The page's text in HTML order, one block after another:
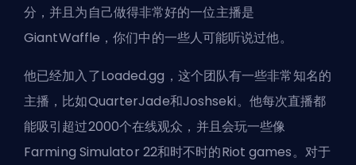
分，并且为自己做得非常好的一位主播是
GiantWaffle ，你们中的一些人可能听说过他。
他已经加入了Loaded.gg ，这个团队有一些非常知名的
主播，比如QuarterJade和Joshseki。他每次直播都
能吸引超过2000个在线观众，并且会玩一些像
Farming Simulator 22和时不时的Riot games。对于